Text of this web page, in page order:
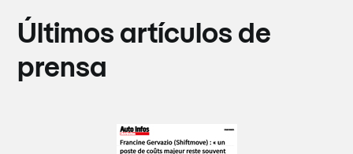
Últimos artículos de
prensa